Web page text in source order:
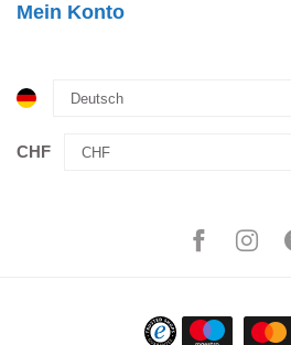
Mein Konto
CHF